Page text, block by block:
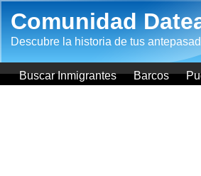
Comunidad
Descubre la historia de tus
Buscar Inmigrantes Barcos